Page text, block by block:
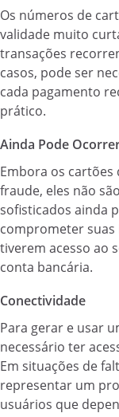
Os números de
validade muito
transações
casos, pode ser
cada pagamento
prático.
Ainda Pode
Embora os
fraude, eles não
sofisticados ainda
comprometer suas
tiverem acesso ao
conta bancária.
Conectividade
Para gerar e usar
necessário ter
Em situações de
representar um
usuários que